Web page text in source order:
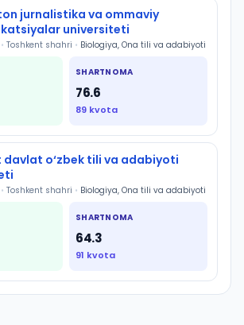
jurnalistika va ommaviy
universiteti
• Toshkent shahri • Biologiya, Ona tili va adabiyoti
SHARTNOMA
76.6
89 kvota
davlat o‘zbek tili va adabiyoti
• Toshkent shahri • Biologiya, Ona tili va adabiyoti
SHARTNOMA
64.3
91 kvota